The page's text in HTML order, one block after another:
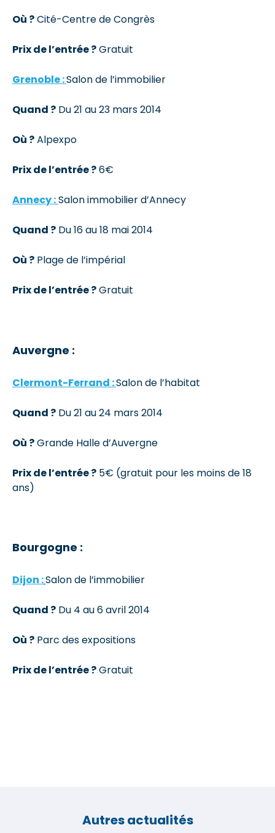
Où ?Cité-Centre de Congrès
Prix de l’entrée ?Gratuit
Grenoble :Salon de l’immobilier
Quand ? Du 21 au 23 mars 2014
Où ?Alpexpo
Prix de l’entrée ?6€
Annecy :Salon immobilier d’Annecy
Quand ? Du 16 au 18 mai 2014
Où ? Plage de l’impérial
Prix de l’entrée ?Gratuit
Auvergne :
Clermont-Ferrand :Salon de l’habitat
Quand ? Du 21 au 24 mars 2014
Où ?Grande Halle d’Auvergne
Prix de l’entrée ? 5€ (gratuit pour les moins de 18
ans)
Bourgogne :
Dijon :Salon de l’immobilier
Quand ? Du 4 au 6 avril 2014
Où ? Parc des expositions
Prix de l’entrée ?Gratuit
Autres actualités